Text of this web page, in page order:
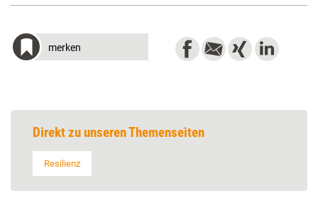
merken
Direkt zu unseren Themenseiten
Resilienz